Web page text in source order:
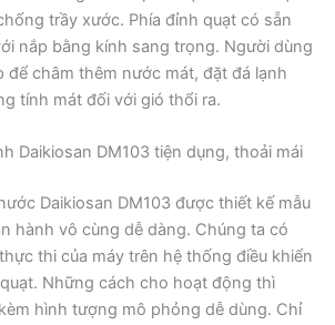
trầy xước. Phía đỉnh quạt có sẵn
nắp bằng kính sang trọng. Người dùng
để châm thêm nước mát, đặt đá lạnh
tính mát đối với gió thổi ra.
Daikiosan DM103 tiện dụng, thoải mái
Daikiosan DM103 được thiết kế mẫu
hành vô cùng dễ dàng. Chúng ta có
thi của máy trên hệ thống điều khiển
Những cách cho hoạt động thì
hình tượng mô phỏng dễ dùng. Chỉ